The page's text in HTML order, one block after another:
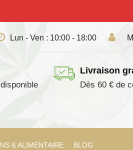
Lun - Ven : 10:00 - 18:00
Livraison
Dès 60 € de
& ALIMENTAIRE BLOG